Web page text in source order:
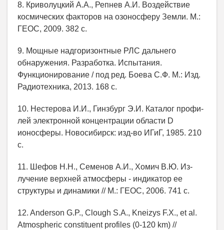
8. Криволуцкий А.А., Репнев А.И. Воздействие
космических факторов на озоносферу Земли. М.:
ГЕОС, 2009. 382 с.
9. Мощные надгоризонтные РЛС дальнего
обнаружения. Разработка. Испытания.
Функционирование / под ред. Боева С.Ф. М.: Изд.
Радиотехника, 2013. 168 с.
10. Нестерова И.И., Гинзбург Э.И. Каталог профи-
лей электронной концентрации области D
ионосферы. Новосибирск: изд-во ИГиГ, 1985. 210
с.
11. Шефов Н.Н., Семенов А.И., Хомич В.Ю. Из-
лучение верхней атмосферы - индикатор ее
структуры и динамики // М.: ГЕОС, 2006. 741 с.
12. Anderson G.P., Clough S.A., Kneizys F.X., et al.
Atmospheric constituent profiles (0-120 km) //